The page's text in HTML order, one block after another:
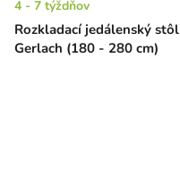
Rozkladací jedálenský stôl
Gerlach (180 - 280 cm)
4 - 7 týždňov